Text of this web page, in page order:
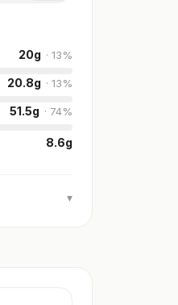
20g · 13%
20.8g · 13%
51.5g · 74%
8.6g
▾